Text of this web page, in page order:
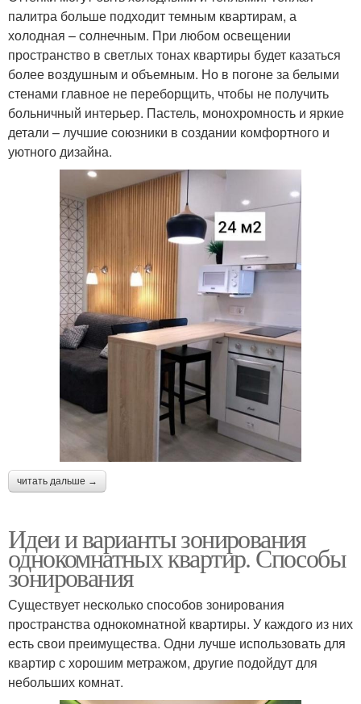
палитра больше подходит темным квартирам, а
холодная – солнечным. При любом освещении
пространство в светлых тонах квартиры будет казаться
более воздушным и объемным. Но в погоне за белыми
стенами главное не переборщить, чтобы не получить
больничный интерьер. Пастель, монохромность и яркие
детали – лучшие союзники в создании комфортного и
уютного дизайна.
читать дальше →
Идеи и варианты зонирования
однокомнатных квартир. Способы
зонирования
Существует несколько способов зонирования
пространства однокомнатной квартиры. У каждого из них
есть свои преимущества. Одни лучше использовать для
квартир с хорошим метражом, другие подойдут для
небольших комнат.